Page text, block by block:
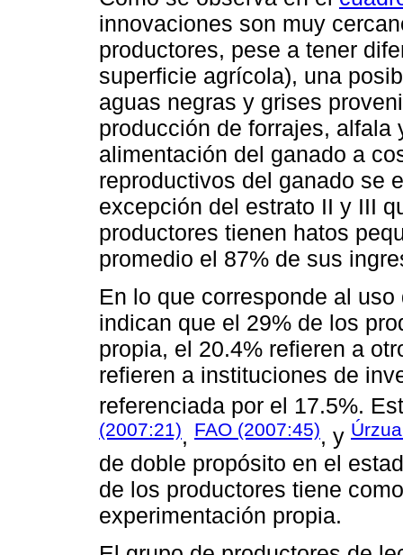
innovaciones son muy
productores, pese a tener
superficie agrícola), una
aguas negras y grises
producción de forrajes,
alimentación del ganado a
reproductivos del ganado se
excepción del estrato II y III
productores tienen hatos
promedio el 87% de sus
En lo que corresponde al
indican que el 29% de los
propia, el 20.4% refieren a
refieren a instituciones de
referenciada por el 17.5%.
(2007:21), FAO (2007:45), y
de doble propósito en el
de los productores tiene
experimentación propia.